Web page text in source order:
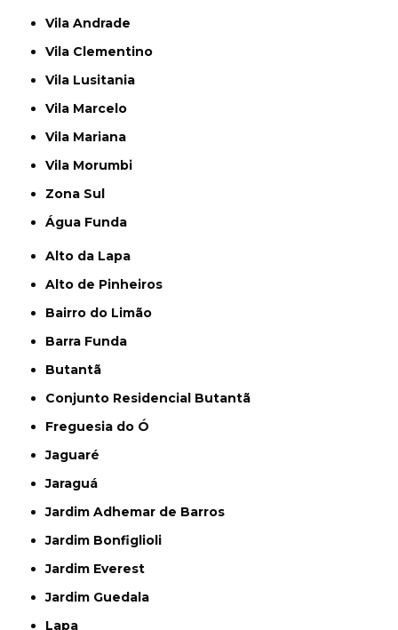
Vila Andrade
Vila Clementino
Vila Lusitania
Vila Marcelo
Vila Mariana
Vila Morumbi
Zona Sul
Água Funda
Alto da Lapa
Alto de Pinheiros
Bairro do Limão
Barra Funda
Butantã
Conjunto Residencial Butantã
Freguesia do Ó
Jaguaré
Jaraguá
Jardim Adhemar de Barros
Jardim Bonfiglioli
Jardim Everest
Jardim Guedala
Lapa